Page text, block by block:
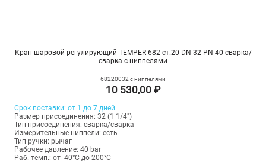
Кран шаровой регулирующий TEMPER 682 ст.20 DN 32 PN 40 сварка/
сварка с ниппелями
68220032 с ниппелями
10 530,00 ₽
Срок поставки: от 1 до 7 дней
Размер присоединения: 32 (1 1/4")
Тип присоединения: сварка/сварка
Измерительные ниппели: есть
Тип ручки: рычаг
Рабочее давление: 40 bar
Раб. темп.: от -40°C до 200°C